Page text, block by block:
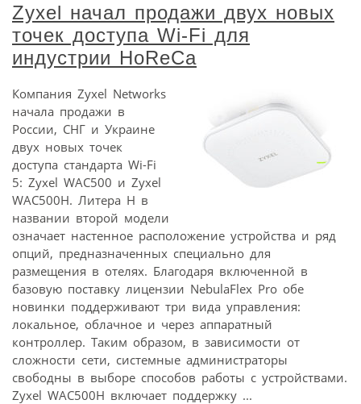
Zyxel начал продажи двух новых
точек доступа Wi-Fi для
индустрии HoReCa
Компания Zyxel Networks
начала продажи в
России, СНГ и Украине
двух новых точек
доступа стандарта Wi-Fi
5: Zyxel WAC500 и Zyxel
WAC500H. Литера H в
названии второй модели
означает настенное расположение устройства и ряд
опций, предназначенных специально для
размещения в отелях. Благодаря включенной в
базовую поставку лицензии NebulaFlex Pro обе
новинки поддерживают три вида управления:
локальное, облачное и через аппаратный
контроллер. Таким образом, в зависимости от
сложности сети, системные администраторы
свободны в выборе способов работы с устройствами.
Zyxel WAC500H включает поддержку ...